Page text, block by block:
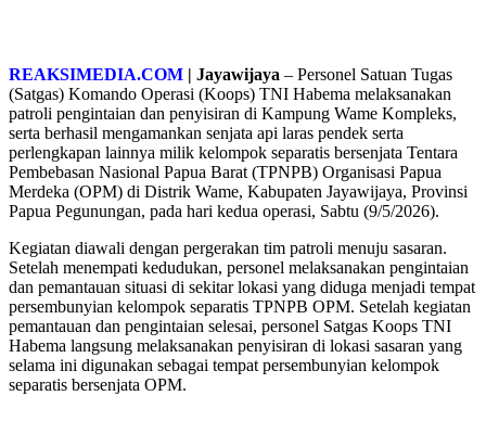
REAKSIMEDIA.COM | Jayawijaya – Personel Satuan Tugas
(Satgas) Komando Operasi (Koops) TNI Habema melaksanakan
patroli pengintaian dan penyisiran di Kampung Wame Kompleks,
serta berhasil mengamankan senjata api laras pendek serta
perlengkapan lainnya milik kelompok separatis bersenjata Tentara
Pembebasan Nasional Papua Barat (TPNPB) Organisasi Papua
Merdeka (OPM) di Distrik Wame, Kabupaten Jayawijaya, Provinsi
Papua Pegunungan, pada hari kedua operasi, Sabtu (9/5/2026).
Kegiatan diawali dengan pergerakan tim patroli menuju sasaran.
Setelah menempati kedudukan, personel melaksanakan pengintaian
dan pemantauan situasi di sekitar lokasi yang diduga menjadi tempat
persembunyian kelompok separatis TPNPB OPM. Setelah kegiatan
pemantauan dan pengintaian selesai, personel Satgas Koops TNI
Habema langsung melaksanakan penyisiran di lokasi sasaran yang
selama ini digunakan sebagai tempat persembunyian kelompok
separatis bersenjata OPM.